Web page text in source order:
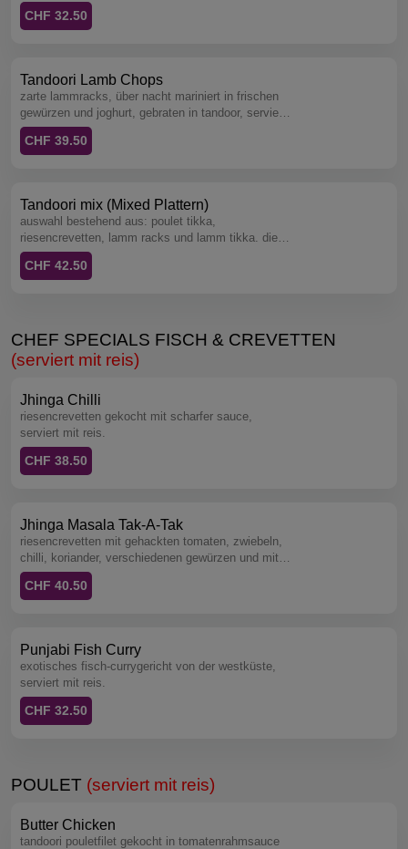
tandoor, serviert mit reis.
CHF 32.50
Tandoori Lamb Chops
zarte lammracks, über nacht mariniert in frischen
gewürzen und joghurt, gebraten in tandoor, serviert
mit reis.
CHF 39.50
Tandoori mix (Mixed Plattern)
auswahl bestehend aus: poulet tikka,
riesencrevetten, lamm racks und lamm tikka. die
perfekte kombination für ihren (tandoori-gluscht),
serviert mit reis.
CHF 42.50
CHEF SPECIALS FISCH & CREVETTEN
(serviert mit reis)
Jhinga Chilli
riesencrevetten gekocht mit scharfer sauce,
serviert mit reis.
CHF 38.50
Jhinga Masala Tak-A-Tak
riesencrevetten mit gehackten tomaten, zwiebeln,
chilli, koriander, verschiedenen gewürzen und mit
etwas zitronensaft, serviert auf einer hissen platte.
ashoka palace's favorite, serviert mit reis.
CHF 40.50
Punjabi Fish Curry
exotisches fisch-currygericht von der westküste,
serviert mit reis.
CHF 32.50
POULET (serviert mit reis)
Butter Chicken
tandoori pouletfilet gekocht in tomatenrahmsauce